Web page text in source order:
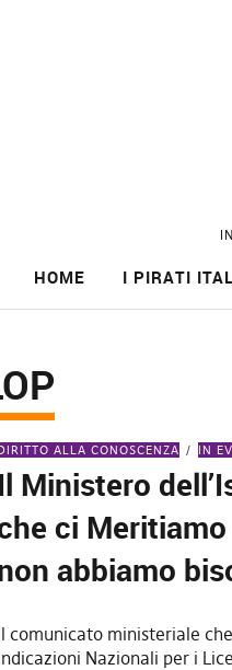
HOME I PIRATI
ALLA CONOSCENZA IN
Il Ministero
ci
abbiamo
comunicato ministeriale
Nazionali per i